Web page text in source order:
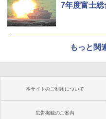
7年度富士
もっと関
本サイトのご利用について
広告掲載のご案内